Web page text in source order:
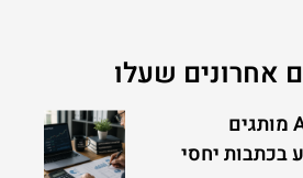
אחרונים שעלו
למה גם בעידן ה־AI מותגים
בכתבות יחסי